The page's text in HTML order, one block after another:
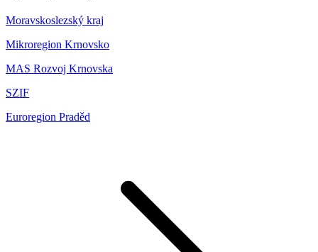
Moravskoslezský kraj
Mikroregion Krnovsko
MAS Rozvoj Krnovska
SZIF
Euroregion Praděd